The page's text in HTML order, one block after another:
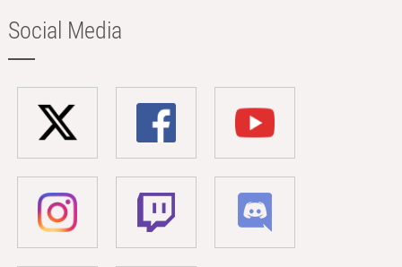
Social Media